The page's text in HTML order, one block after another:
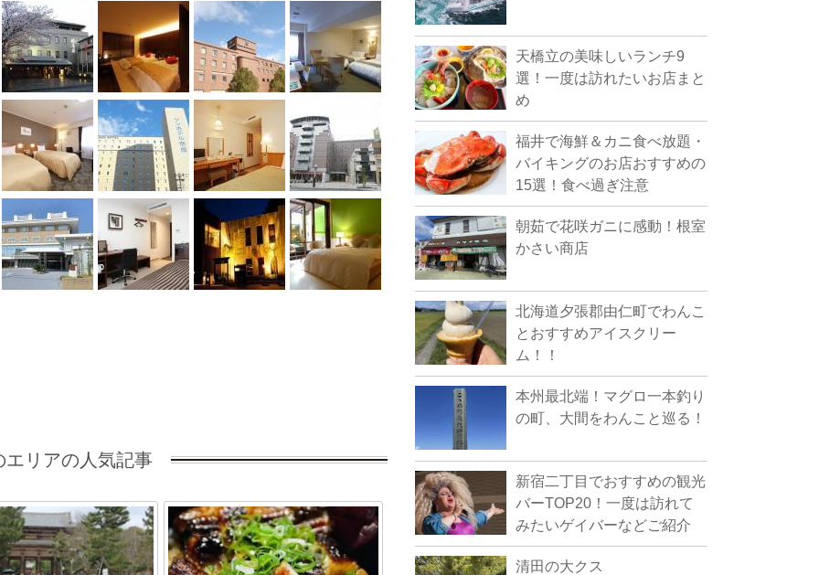
エリアの人気記事
天橋立の美味しいランチ9
選！一度は訪れたいお店まと
め
福井で海鮮＆カニ食べ放題・
バイキングのお店おすすめの
15選！食べ過ぎ注意
朝茹で花咲ガニに感動！根室
かさい商店
北海道夕張郡由仁町でわんこ
とおすすめアイスクリー
ム！！
本州最北端！マグロ一本釣り
の町、大間をわんこと巡る！
新宿二丁目でおすすめの観光
バーTOP20！一度は訪れて
みたいゲイバーなどご紹介
清田の大クス